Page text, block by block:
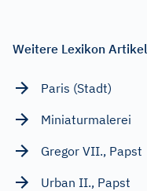
Weitere Lexikon Artikel
Paris (Stadt)
Miniaturmalerei
Gregor VII., Papst
Urban II., Papst